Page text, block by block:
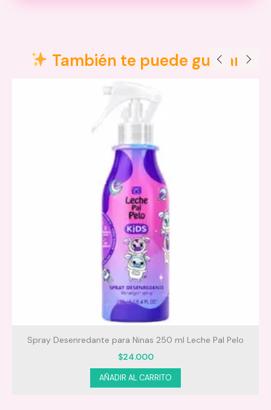
Tónico Capilar Control Caspa La Poción
activos botánicos
seboregulación
fórmula 96% biodegradable
equilibrar el microbioma del cuero
También te puede gustar
Spray Desenredante para Ninas 250 ml Leche Pal Pelo
$24.000
AÑADIR AL CARRITO